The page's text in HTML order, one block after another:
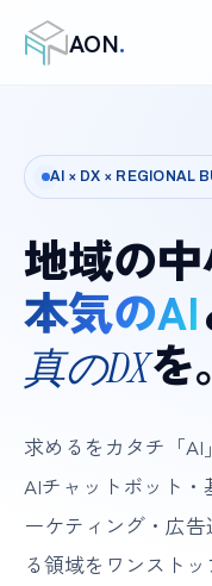
AON.
AI × DX × REGIONAL
地域の
本気のAI
真のDXを。
求めるをカタチ「
AIチャットボット・
ーケティング・広
る領域をワンスト